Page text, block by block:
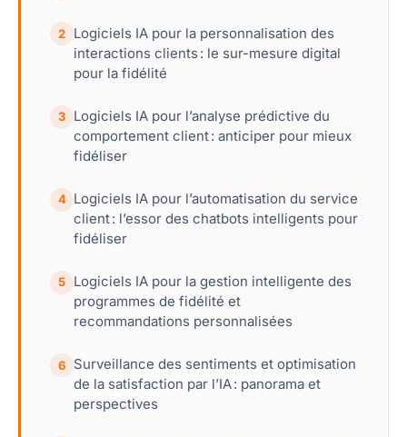
2
Logiciels IA pour la personnalisation des
interactions clients : le sur-mesure digital
pour la fidélité
3
Logiciels IA pour l’analyse prédictive du
comportement client : anticiper pour mieux
fidéliser
4 Logiciels IA pour l’automatisation du service
client : l’essor des chatbots intelligents pour
fidéliser
5
Logiciels IA pour la gestion intelligente des
programmes de fidélité et
recommandations personnalisées
6
Surveillance des sentiments et optimisation
de la satisfaction par l’IA : panorama et
perspectives